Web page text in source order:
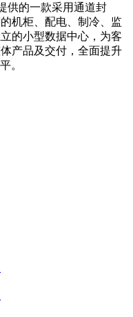
供的一款采用通道封
机柜、配电、制冷、监
的小型数据中心，为客
产品及交付，全面提升
。